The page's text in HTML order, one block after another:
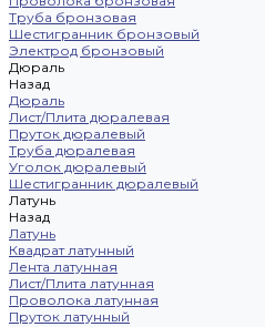
Труба бронзовая
Шестигранник бронзовый
Электрод бронзовый
Дюраль
Назад
Дюраль
Лист/Плита дюралевая
Пруток дюралевый
Труба дюралевая
Уголок дюралевый
Шестигранник дюралевый
Латунь
Назад
Латунь
Квадрат латунный
Лента латунная
Лист/Плита латунная
Проволока латунная
Пруток латунный